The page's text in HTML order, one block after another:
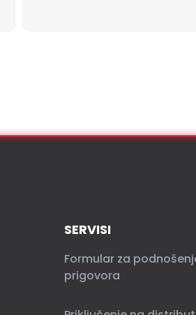
SERVISI
Formular za
prigovora